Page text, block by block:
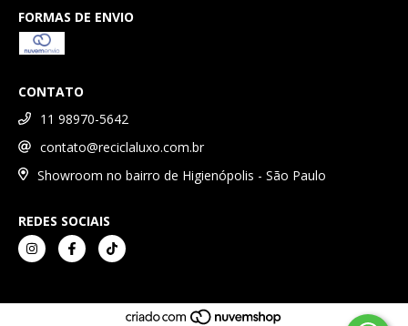
FORMAS DE ENVIO
CONTATO
11 98970-5642
contato@reciclaluxo.com.br
Showroom no bairro de Higienópolis - São Paulo
REDES SOCIAIS